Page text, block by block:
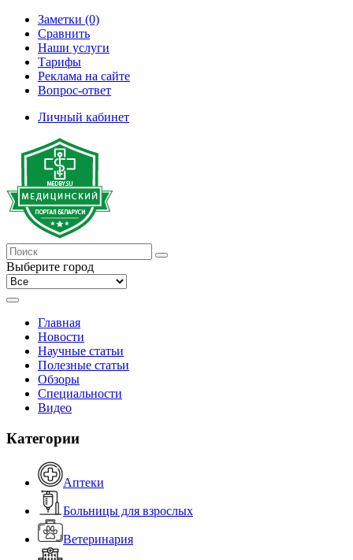
Заметки (0)
Сравнить
Наши услуги
Тарифы
Реклама на сайте
Вопрос-ответ
Личный кабинет
Выберите город
Главная
Новости
Научные статьи
Полезные статьи
Обзоры
Специальности
Видео
Категории
Аптеки
Больницы для взрослых
Ветеринария